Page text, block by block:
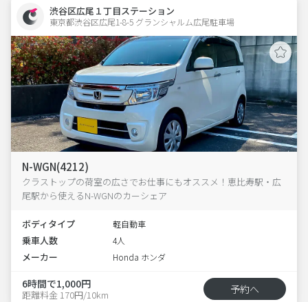
渋谷区広尾１丁目ステーション
東京都渋谷区広尾1-8-5 グランシャルム広尾駐車場
N-WGN(4212)
クラストップの荷室の広さでお仕事にもオススメ！恵比寿駅・広
尾駅から使えるN-WGNのカーシェア
ボディタイプ 軽自動車
乗車人数 4人
メーカー Honda ホンダ
6時間で1,000円
距離料金 170円/10km 予約へ